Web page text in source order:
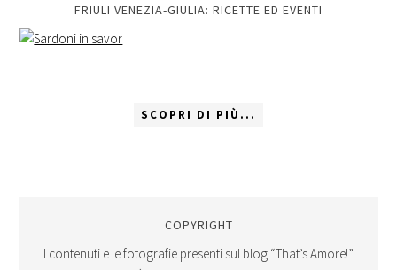
FRIULI VENEZIA-GIULIA: RICETTE ED EVENTI
SCOPRI DI PIÙ...
COPYRIGHT
I contenuti e le fotografie presenti sul blog “That’s Amore!”